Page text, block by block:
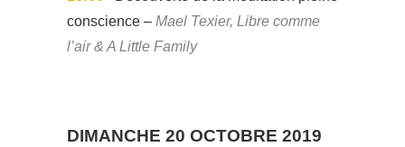
conscience – Mael Texier, Libre comme
l’air & A Little Family
DIMANCHE 20 OCTOBRE 2019